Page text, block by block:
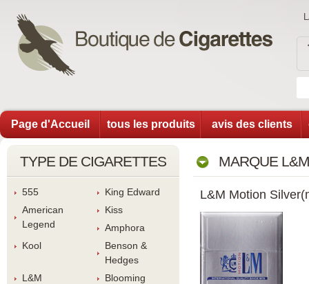
Page d'Accueil tous les produit avis des client
TYPE DE CIGARETTES
555
King Edward
American
Legend
Ki
Amphora
Kool
Benson &
Hedge
L&M
Blooming
MARQUE
L&M Motion